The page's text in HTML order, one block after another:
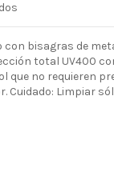
con bisagras de
total UV400
que no requieren
Cuidado: Limpiar